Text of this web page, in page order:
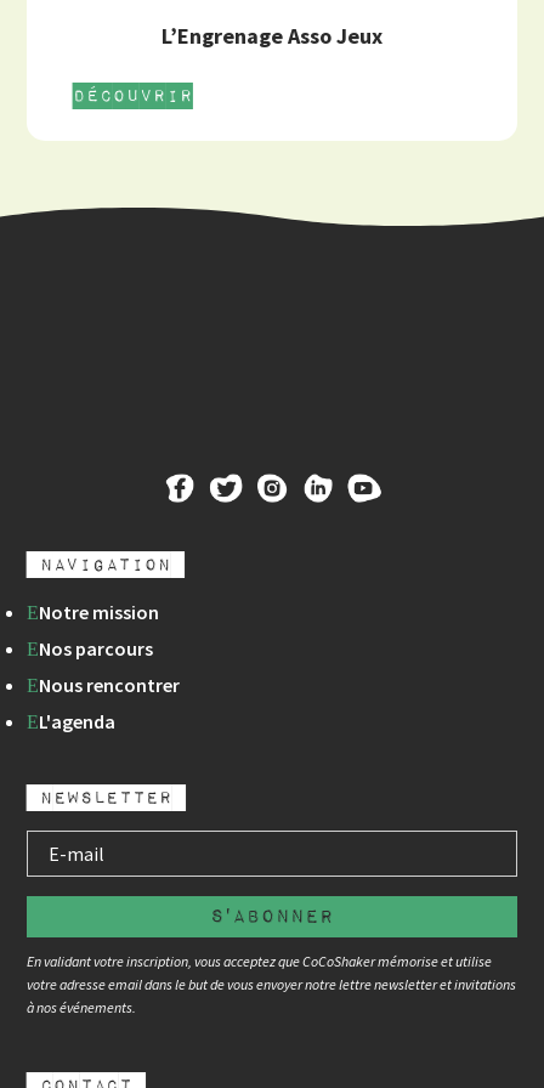
L’Engrenage Asso Jeux
Découvrir
Navigation
ENotre mission
ENos parcours
ENous rencontrer
EL'agenda
newsletter
s'abonner
En validant votre inscription, vous acceptez que CoCoShaker mémorise et utilise
votre adresse email dans le but de vous envoyer notre lettre newsletter et invitations
à nos événements.